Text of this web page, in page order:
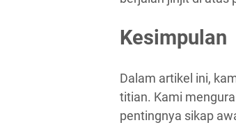
Kesimpulan
Dalam artikel ini,
titian. Kami
pentingnya sikap